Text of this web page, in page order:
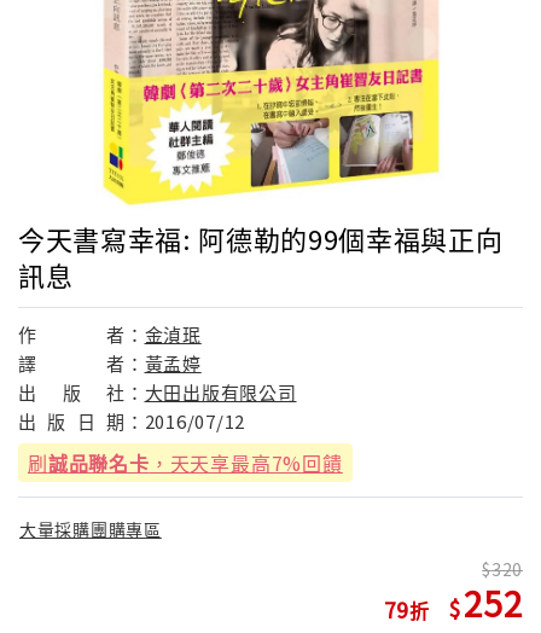
今天書寫幸福: 阿德勒的99個幸福與正向
訊息
作 者： 金湞珉
譯
者： 黃孟婷
出
版 社： 大田出版有限公司
出 版 日 期： 2016/07/12
刷誠品聯名卡 ，天天享最高7%回饋
大量採購團購專區
79
320
252